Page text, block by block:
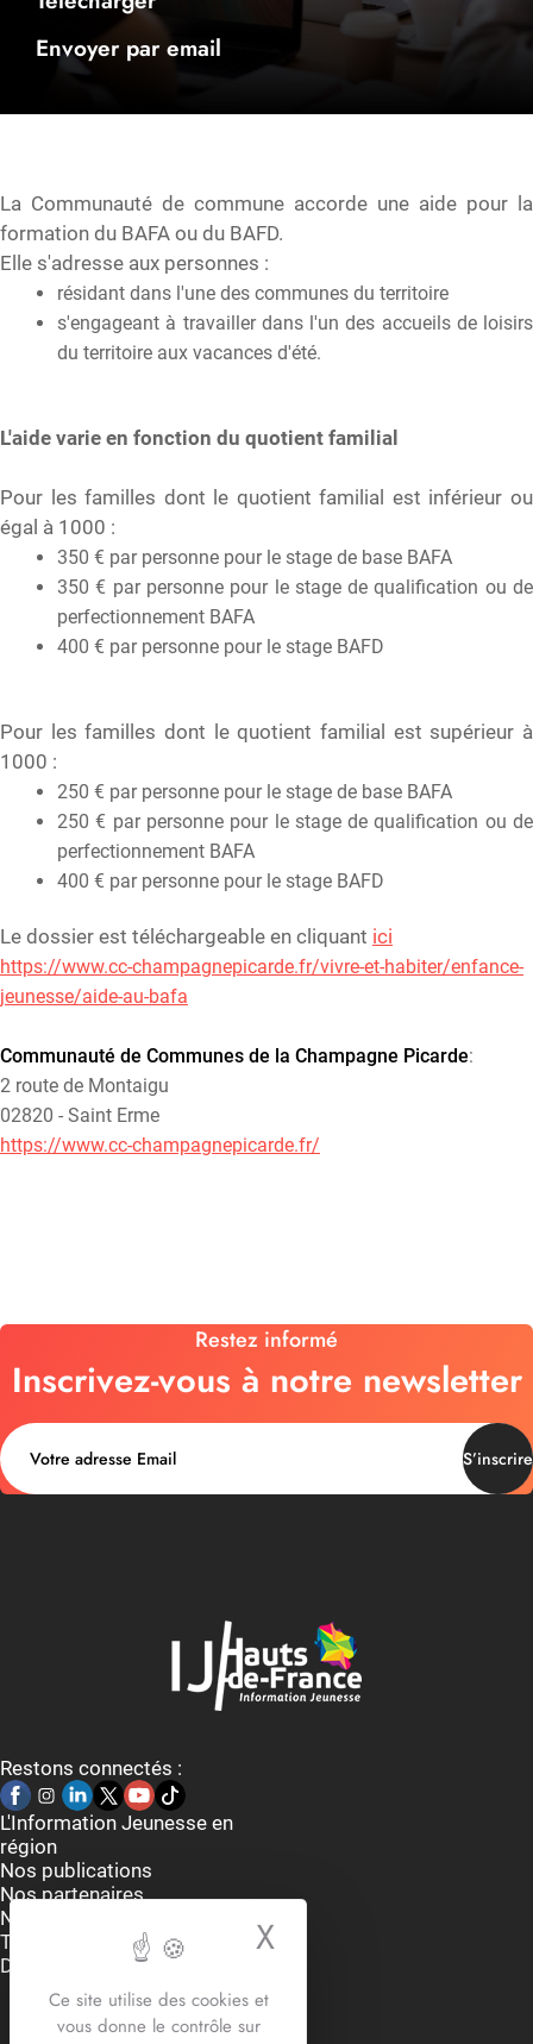
Ce site utilise des cookies et
vous donne le contrôle sur
X
Envoyer par email
La Communauté de commune accorde une aide pour la
formation du BAFA ou du BAFD.
Elle s'adresse aux personnes :
résidant dans l'une des communes du territoire
s'engageant à travailler dans l'un des accueils de loisirs
du territoire aux vacances d'été.
L'aide varie en fonction du quotient familial
Pour les familles dont le quotient familial est inférieur ou
égal à 1000 :
350 € par personne pour le stage de base BAFA
350 € par personne pour le stage de qualification ou de
perfectionnement BAFA
400 € par personne pour le stage BAFD
Pour les familles dont le quotient familial est supérieur à
1000 :
250 € par personne pour le stage de base BAFA
250 € par personne pour le stage de qualification ou de
perfectionnement BAFA
400 € par personne pour le stage BAFD
Le dossier est téléchargeable en cliquant ici
https://www.cc-champagnepicarde.fr/vivre-et-habiter/enfance-
jeunesse/aide-au-bafa
Communauté de Communes de la Champagne Picarde:
2 route de Montaigu
02820 - Saint Erme
https://www.cc-champagnepicarde.fr/
Restez informé
Inscrivez-vous à notre newsletter
S’inscrire
Restons connectés :
L'Information Jeunesse en
région
Nos publications
Nos partenaires
Nous contacter
Thématiques
Dispositifs et aides
Accueil du lundi au vendredi
9h-12h30 / 13h30 -17h30
2 rue Edouard Delesalle